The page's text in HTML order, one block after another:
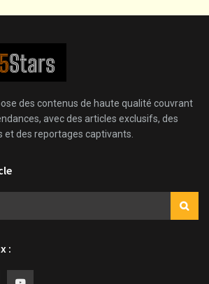
des contenus de haute qualité couvrant
avec des articles exclusifs, des
et des reportages captivants.
: